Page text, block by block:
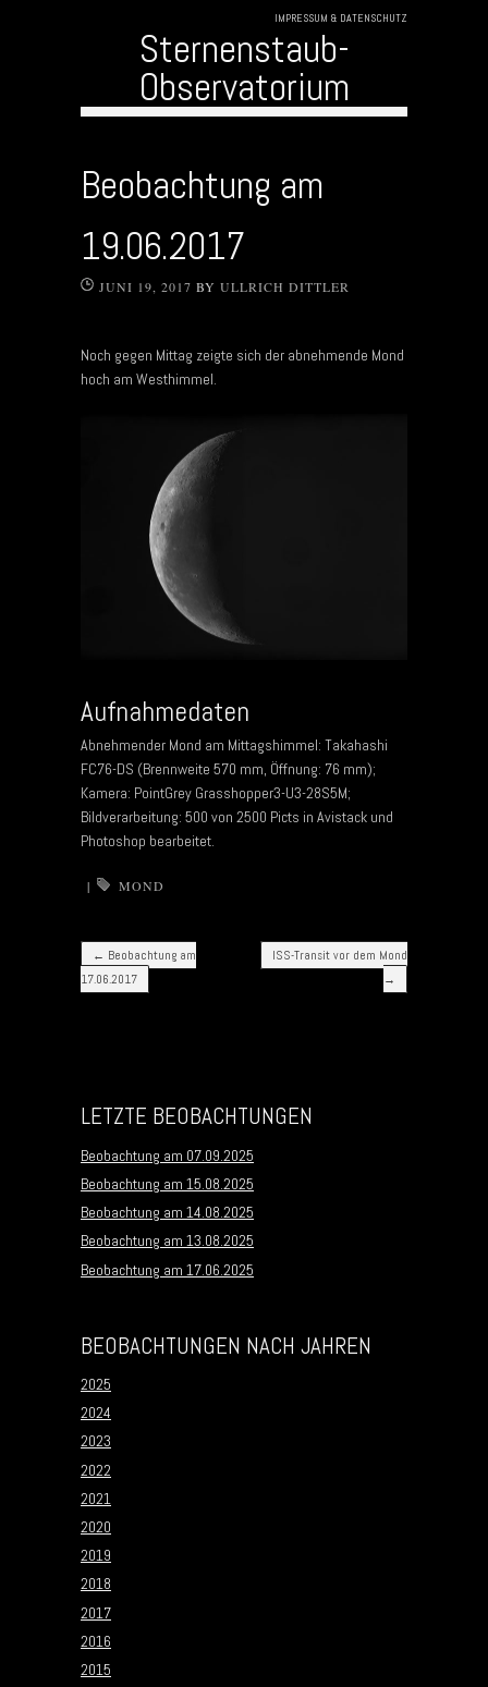
IMPRESSUM & DATENSCHUTZ
Sternenstaub-
Observatorium
Beobachtung am
19.06.2017
JUNI 19, 2017 BY ULLRICH DITTLER
Noch gegen Mittag zeigte sich der abnehmende Mond
hoch am Westhimmel.
Aufnahmedaten
Abnehmender Mond am Mittagshimmel: Takahashi
FC76-DS (Brennweite 570 mm, Öffnung: 76 mm);
Kamera: PointGrey Grasshopper3-U3-28S5M;
Bildverarbeitung: 500 von 2500 Picts in Avistack und
Photoshop bearbeitet.
| MOND
Post navigation
← Beobachtung am
17.06.2017
ISS-Transit vor dem Mond
→
LETZTE BEOBACHTUNGEN
Beobachtung am 07.09.2025
Beobachtung am 15.08.2025
Beobachtung am 14.08.2025
Beobachtung am 13.08.2025
Beobachtung am 17.06.2025
BEOBACHTUNGEN NACH JAHREN
2025
2024
2023
2022
2021
2020
2019
2018
2017
2016
2015